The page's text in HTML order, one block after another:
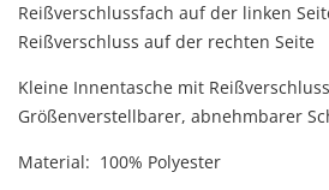
Reißverschlussfach auf der linken
Reißverschluss auf der rechten Seite
Kleine Innentasche mit
Größenverstellbarer, abnehmbarer
Material: 100% Polyester